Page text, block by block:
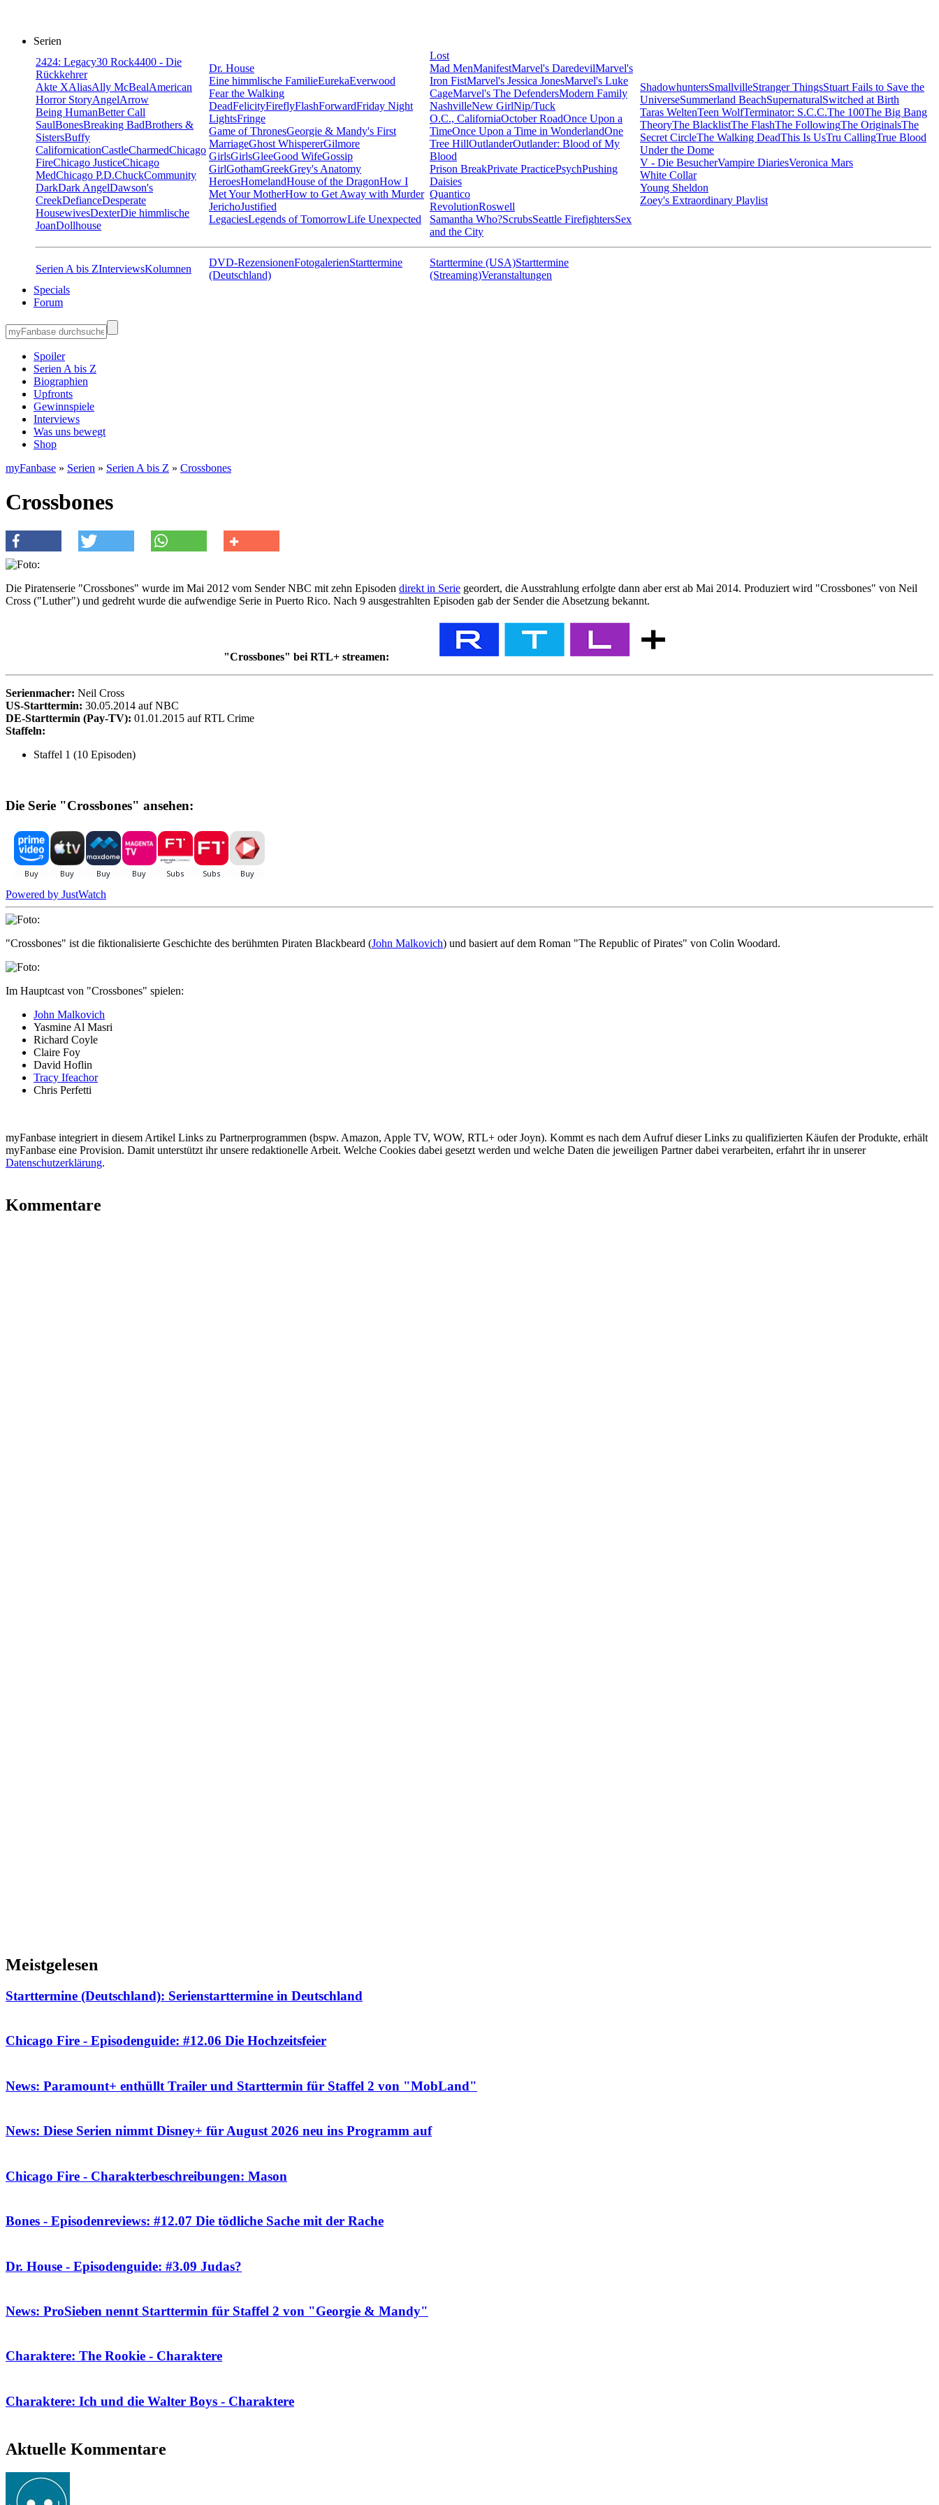
Serien
2424: Legacy30 Rock4400 - Die
Rückkehrer
Akte XAliasAlly McBealAmerican
Horror StoryAngelArrow
Being HumanBetter Call
SaulBonesBreaking BadBrothers &
SistersBuffy
CalifornicationCastleCharmedChicago
FireChicago JusticeChicago
MedChicago P.D.ChuckCommunity
DarkDark AngelDawson's
CreekDefianceDesperate
HousewivesDexterDie himmlische
JoanDollhouse
Dr. House
Eine himmlische FamilieEurekaEverwood
Fear the Walking
DeadFelicityFireflyFlashForwardFriday Night
LightsFringe
Game of ThronesGeorgie & Mandy's First
MarriageGhost WhispererGilmore
GirlsGirlsGleeGood WifeGossip
GirlGothamGreekGrey's Anatomy
HeroesHomelandHouse of the DragonHow I
Met Your MotherHow to Get Away with Murder
JerichoJustified
LegaciesLegends of TomorrowLife Unexpected
Lost
Mad MenManifestMarvel's DaredevilMarvel's
Iron FistMarvel's Jessica JonesMarvel's Luke
CageMarvel's The DefendersModern Family
NashvilleNew GirlNip/Tuck
O.C., CaliforniaOctober RoadOnce Upon a
TimeOnce Upon a Time in WonderlandOne
Tree HillOutlanderOutlander: Blood of My
Blood
Prison BreakPrivate PracticePsychPushing
Daisies
Quantico
RevolutionRoswell
Samantha Who?ScrubsSeattle FirefightersSex
and the City
ShadowhuntersSmallvilleStranger ThingsStuart Fails to Save the
UniverseSummerland BeachSupernaturalSwitched at Birth
Taras WeltenTeen WolfTerminator: S.C.C.The 100The Big Bang
TheoryThe BlacklistThe FlashThe FollowingThe OriginalsThe
Secret CircleThe Walking DeadThis Is UsTru CallingTrue Blood
Under the Dome
V - Die BesucherVampire DiariesVeronica Mars
White Collar
Young Sheldon
Zoey's Extraordinary Playlist
Serien A bis ZInterviewsKolumnen
DVD-RezensionenFotogalerienStarttermine
(Deutschland)
Starttermine (USA)Starttermine
(Streaming)Veranstaltungen
Specials
Forum
Spoiler
Serien A bis Z
Biographien
Upfronts
Gewinnspiele
Interviews
Was uns bewegt
Shop
myFanbase » Serien » Serien A bis Z » Crossbones
Crossbones
Die Piratenserie "Crossbones" wurde im Mai 2012 vom Sender NBC mit zehn Episoden direkt in Serie geordert, die Ausstrahlung erfolgte dann aber erst ab Mai 2014. Produziert wird "Crossbones" von Neil
Cross ("Luther") und gedreht wurde die aufwendige Serie in Puerto Rico. Nach 9 ausgestrahlten Episoden gab der Sender die Absetzung bekannt.
"Crossbones" bei RTL+ streamen:
Serienmacher: Neil Cross
US-Starttermin: 30.05.2014 auf NBC
DE-Starttermin (Pay-TV): 01.01.2015 auf RTL Crime
Staffeln:
Staffel 1 (10 Episoden)
Die Serie "Crossbones" ansehen:
Powered by JustWatch
"Crossbones" ist die fiktionalisierte Geschichte des berühmten Piraten Blackbeard (John Malkovich) und basiert auf dem Roman "The Republic of Pirates" von Colin Woodard.
Im Hauptcast von "Crossbones" spielen:
John Malkovich
Yasmine Al Masri
Richard Coyle
Claire Foy
David Hoflin
Tracy Ifeachor
Chris Perfetti
myFanbase integriert in diesem Artikel Links zu Partnerprogrammen (bspw. Amazon, Apple TV, WOW, RTL+ oder Joyn). Kommt es nach dem Aufruf dieser Links zu qualifizierten Käufen der Produkte, erhält
myFanbase eine Provision. Damit unterstützt ihr unsere redaktionelle Arbeit. Welche Cookies dabei gesetzt werden und welche Daten die jeweiligen Partner dabei verarbeiten, erfahrt ihr in unserer
Datenschutzerklärung.
Kommentare
Meistgelesen
Starttermine (Deutschland): Serienstarttermine in Deutschland
Chicago Fire - Episodenguide: #12.06 Die Hochzeitsfeier
News: Paramount+ enthüllt Trailer und Starttermin für Staffel 2 von "MobLand"
News: Diese Serien nimmt Disney+ für August 2026 neu ins Programm auf
Chicago Fire - Charakterbeschreibungen: Mason
Bones - Episodenreviews: #12.07 Die tödliche Sache mit der Rache
Dr. House - Episodenguide: #3.09 Judas?
News: ProSieben nennt Starttermin für Staffel 2 von "Georgie & Mandy"
Charaktere: The Rookie - Charaktere
Charaktere: Ich und die Walter Boys - Charaktere
Aktuelle Kommentare